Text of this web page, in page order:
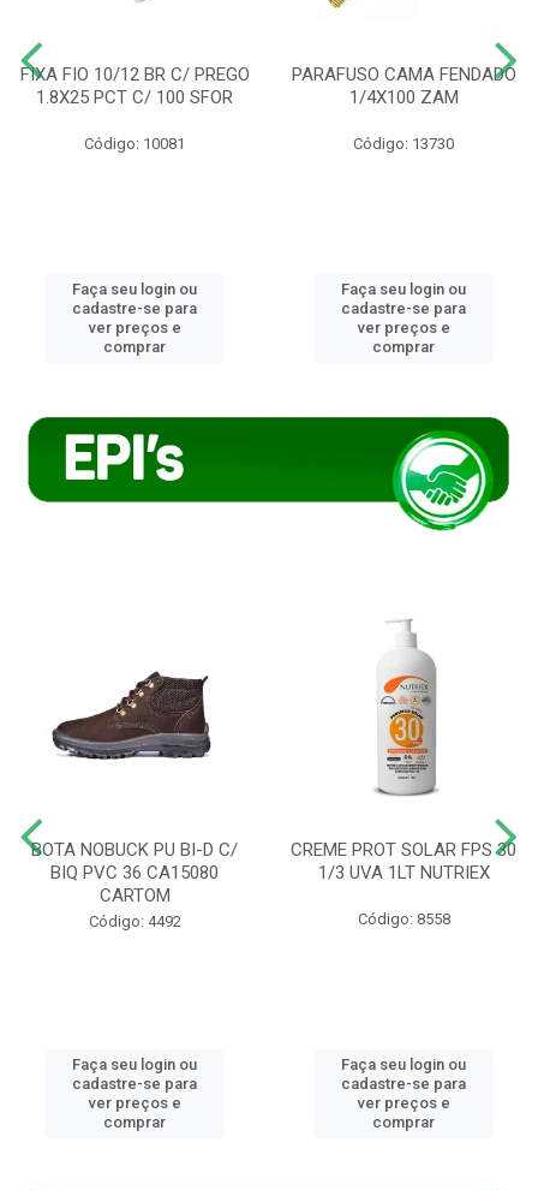
FIXA FIO 10/12 BR C/ PREGO
1.8X25 PCT C/ 100 SFOR
Código: 10081
Faça seu login ou
cadastre-se para
ver preços e
comprar
PARAFUSO CAMA FENDADO
1/4X100 ZAM
Código: 13730
Faça seu login ou
cadastre-se para
ver preços e
comprar
BOTA NOBUCK PU BI-D C/
BIQ PVC 36 CA15080
CARTOM
Código: 4492
Faça seu login ou
cadastre-se para
ver preços e
comprar
CREME PROT SOLAR FPS 30
1/3 UVA 1LT NUTRIEX
Código: 8558
Faça seu login ou
cadastre-se para
ver preços e
comprar